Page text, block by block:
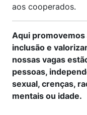
aos cooperados.
Aqui promovemos
inclusão e
nossas vagas
pessoas,
sexual, crenças,
mentais ou idade.